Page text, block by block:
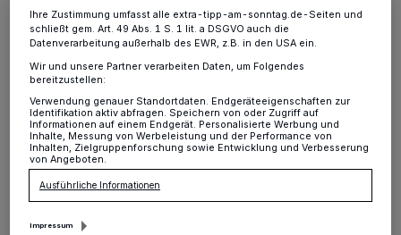
Osterath·In der vergangenen Woche konnte eine
weitere Beschilderung in Osterath am historischen
Kröllgeshof angebracht werden.
31.07.2025 , 10:00 Uhr
Ihre Zustimmung umfasst alle extra-tipp-am-sonntag.de-Seiten und
schließt gem. Art. 49 Abs. 1 S. 1 lit. a DSGVO auch die
Datenverarbeitung außerhalb des EWR, z.B. in den USA ein.
Wir und unsere Partner verarbeiten Daten, um Folgendes
bereitzustellen:
Verwendung genauer Standortdaten. Endgeräteeigenschaften zur
Identifikation aktiv abfragen. Speichern von oder Zugriff auf
Informationen auf einem Endgerät. Personalisierte Werbung und
Inhalte, Messung von Werbeleistung und der Performance von
Inhalten, Zielgruppenforschung sowie Entwicklung und Verbesserung
von Angeboten.
Ausführliche Informationen
Impressum